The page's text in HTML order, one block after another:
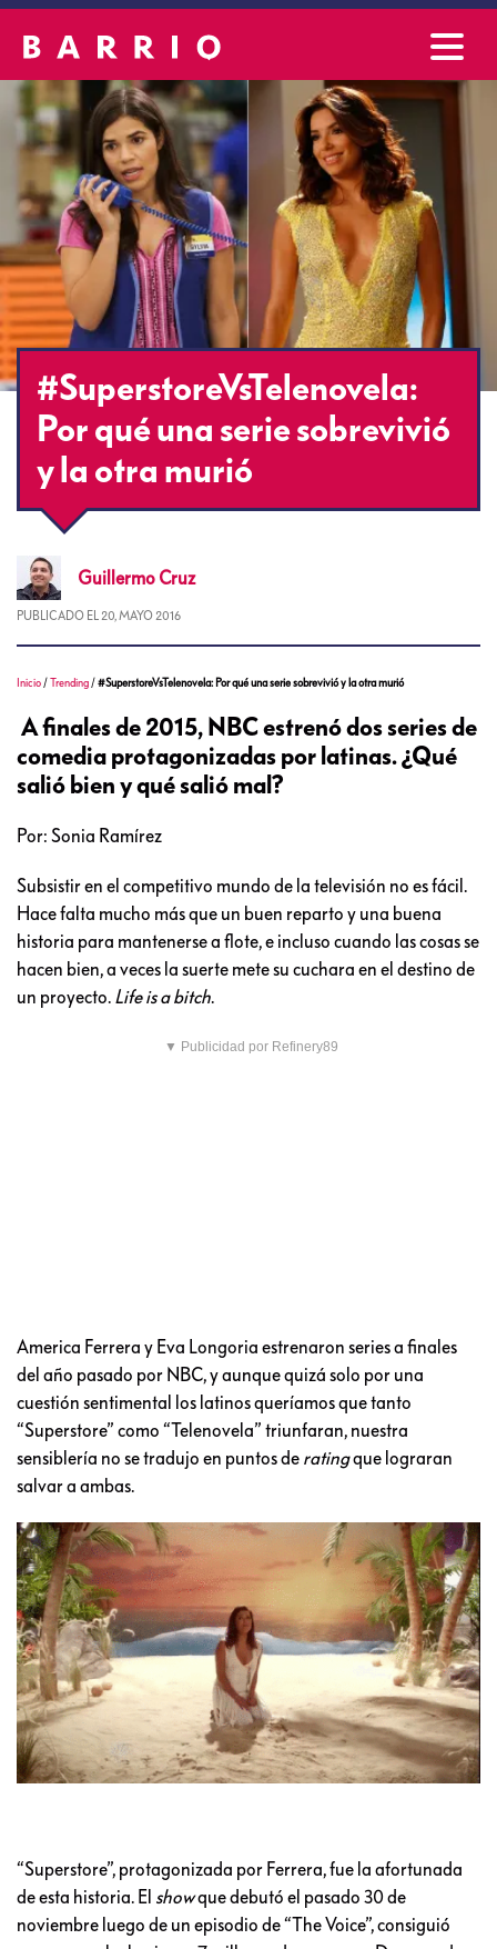
#SuperstoreVsTelenovela:
Por qué una serie sobrevivió
y la otra murió
Guillermo Cruz
PUBLICADO EL 20, MAYO 2016
Inicio /Trending /#SuperstoreVsTelenovela: Por qué una serie sobrevivió y la otra murió
A finales de 2015, NBC estrenó dos series de
comedia protagonizadas por latinas. ¿Qué
salió bien y qué salió mal?
Por: Sonia Ramírez
Subsistir en el competitivo mundo de la televisión no es fácil.
Hace falta mucho más que un buen reparto y una buena
historia para mantenerse a flote, e incluso cuando las cosas se
hacen bien, a veces la suerte mete su cuchara en el destino de
un proyecto. Life is a bitch.
▼ Publicidad por Refinery89
America Ferrera y Eva Longoria estrenaron series a finales
del año pasado por NBC, y aunque quizá solo por una
cuestión sentimental los latinos queríamos que tanto
“Superstore” como “Telenovela” triunfaran, nuestra
sensiblería no se tradujo en puntos de ratingque lograran
salvar a ambas.
“Superstore”, protagonizada por Ferrera, fue la afortunada
de esta historia. El showque debutó el pasado 30 de
noviembre luego de un episodio de “The Voice”, consiguió